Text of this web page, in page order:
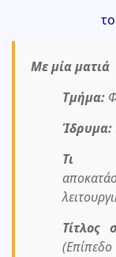
Με μία ματιά
Τμήμα:
Ίδρυμα:
Τι
Τίτλος
(Επίπεδο